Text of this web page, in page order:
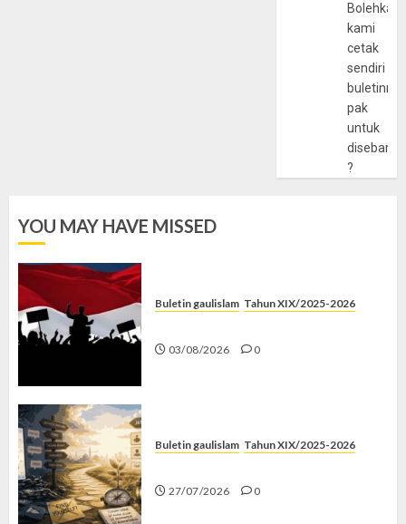
Bolehkah
kami
cetak
sendiri
pak
untuk
?
YOU MAY HAVE MISSED
Buletin gaulislam Tahun XIX/2025-2026
03/08/2026 0
Buletin gaulislam Tahun XIX/2025-2026
27/07/2026 0